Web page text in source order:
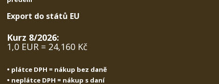
Export do států EU
Kurz 8/2026:
1,0 EUR = 24,160 Kč
• plátce DPH = nákup bez daně
• neplátce DPH = nákup s daní